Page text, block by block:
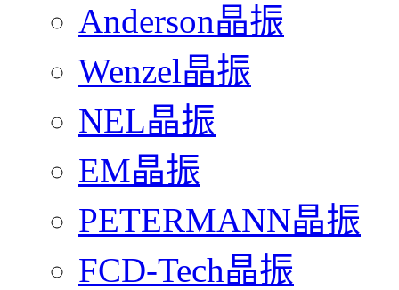
Anderson晶振
Wenzel晶振
NEL晶振
EM晶振
PETERMANN晶振
FCD-Tech晶振